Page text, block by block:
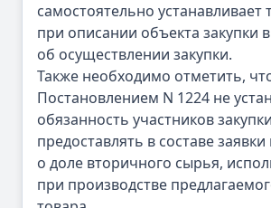
самостоятельно устанавливает
при описании объекта закупки
об осуществлении закупки.
Также необходимо отметить,
Постановлением N 1224 не
обязанность участников закупки
предоставлять в составе
о доле вторичного сырья,
при производстве